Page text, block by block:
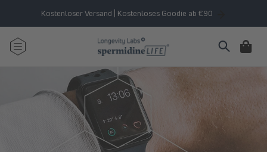
Inhalt
Kostenloser Versand | Kostenloses Goodie ab €90
Warenkorb